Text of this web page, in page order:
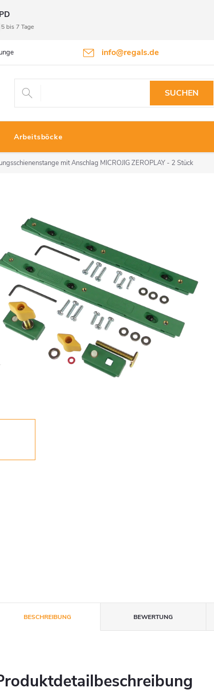
5 bis 7 Tage
info@regals.de
Datenschutzbestimmungen Rückgabeinformationen
SUCHEN
Arbeitsböcke
mit Anschlag MICROJIG ZEROPLAY - 2 Stück
BESCHREIBUNG BEWERTUNG